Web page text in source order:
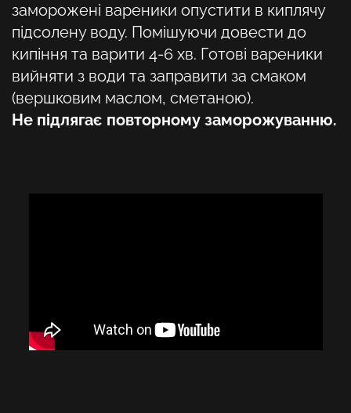
заморожені вареники опустити в киплячу
підсолену воду. Помішуючи довести до
кипіння та варити 4-6 хв. Готові вареники
вийняти з води та заправити за смаком
(вершковим маслом, сметаною).
Не підлягає повторному заморожуванню.